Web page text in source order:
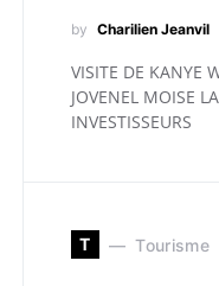
by Charilien Jeanvil
VISITE DE KANYE
JOVENEL MOISE
INVESTISSEURS
T Tourisme